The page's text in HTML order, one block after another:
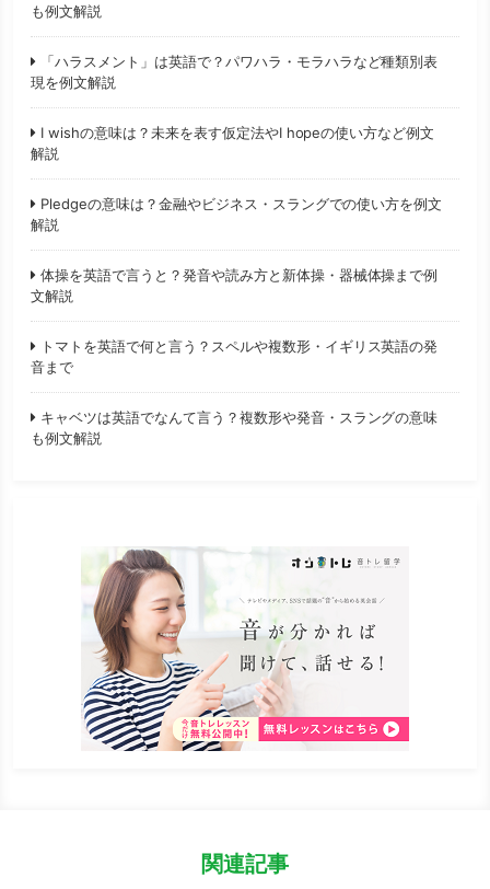
も例文解説
「ハラスメント」は英語で？パワハラ・モラハラなど種類別表
現を例文解説
I wishの意味は？未来を表す仮定法やI hopeの使い方など例文
解説
Pledgeの意味は？金融やビジネス・スラングでの使い方を例文
解説
体操を英語で言うと？発音や読み方と新体操・器械体操まで例
文解説
トマトを英語で何と言う？スペルや複数形・イギリス英語の発
音まで
キャベツは英語でなんて言う？複数形や発音・スラングの意味
も例文解説
関連記事